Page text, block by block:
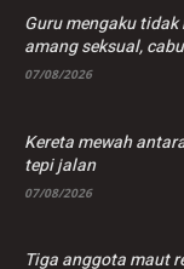
Guru mengaku
amang seksual,
07/08/2026
Kereta mewah
tepi jalan
07/08/2026
Tiga anggota maut